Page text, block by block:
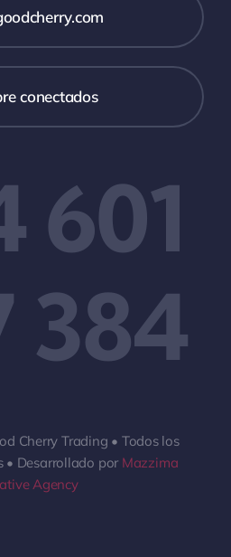
conectados
601
384
Cherry Trading • Todos los
• Desarrollado por Mazzima
Agency